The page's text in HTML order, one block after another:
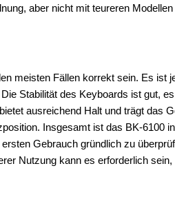
aber nicht mit teureren
meisten Fällen korrekt sein. Es ist
Stabilität des Keyboards ist gut,
ausreichend Halt und trägt das
Insgesamt ist das BK-6100
Gebrauch gründlich zu
Nutzung kann es erforderlich